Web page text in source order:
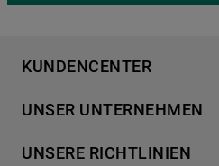
KUNDENCENTER
Händlersuche
Häufige Fragen
UNSER UNTERNEHMEN
Für Händler
UNSERE RICHTLINIEN